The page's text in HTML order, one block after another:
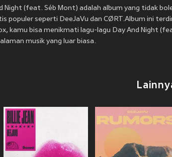
Night (feat. Séb Mont) adalah album yang tidak
populer seperti DeeJaVu dan CØRT.Album ini
kamu bisa menikmati lagu-lagu Day And Night
musik yang luar biasa.